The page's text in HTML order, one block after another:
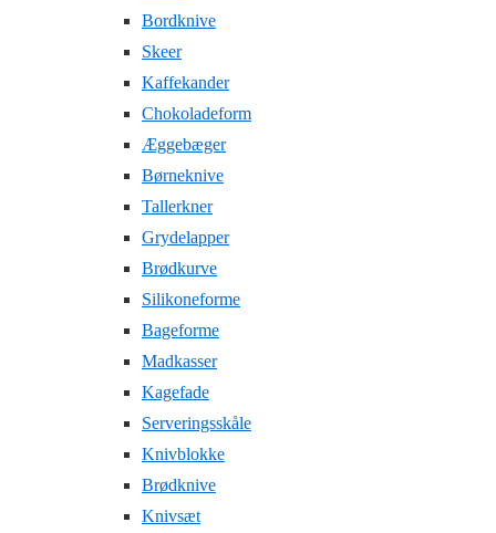
Bordknive
Skeer
Kaffekander
Chokoladeform
Æggebæger
Børneknive
Tallerkner
Grydelapper
Brødkurve
Silikoneforme
Bageforme
Madkasser
Kagefade
Serveringsskåle
Knivblokke
Brødknive
Knivsæt